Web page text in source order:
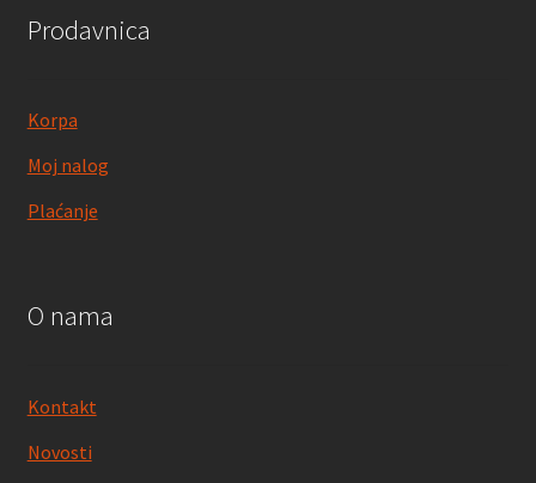
Prodavnica
Korpa
Moj nalog
Plaćanje
O nama
Kontakt
Novosti